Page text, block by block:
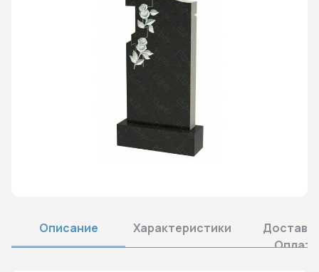
Описание Характеристики
Оплата